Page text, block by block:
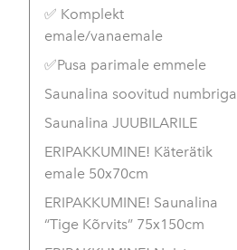
✅ Komplekt
emale/vanaemale
✅Pusa parimale emmele
Saunalina soovitud numbriga
Saunalina JUUBILARILE
ERIPAKKUMINE! Käterätik
emale 50x70cm
ERIPAKKUMINE! Saunalina
“Tige Kõrvits” 75x150cm